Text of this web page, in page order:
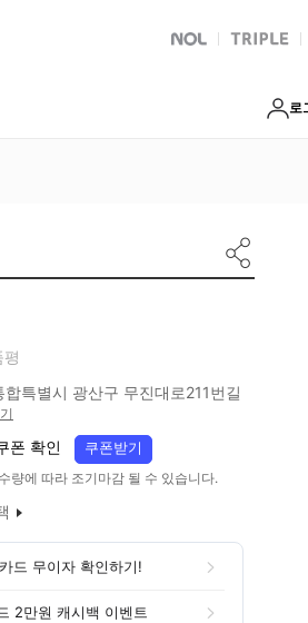
NOL 트리플
로
합특별시 광산구 무진대로211번길
폰 확인 쿠폰받기
량에 따라 조기마감 될 수 있습니다.
드 무이자 확인하기!
2만원 캐시백 이벤트